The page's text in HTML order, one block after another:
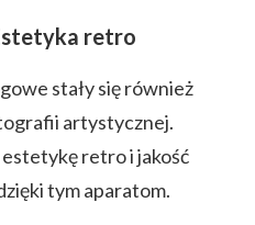
retro
stały się również
artystycznej.
retro i jakość
tym aparatom.